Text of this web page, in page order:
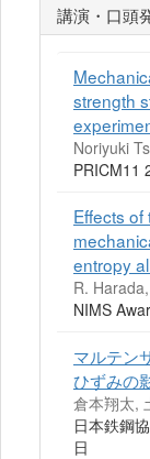
講演・口頭
strength
Noriyuki
PRICM11
Effects
entropy
R.
NIMS
マルテン
ひずみの
倉本翔太,
日本鉄鋼
日